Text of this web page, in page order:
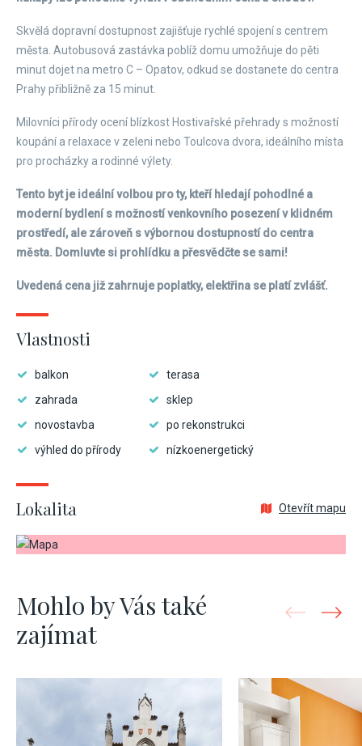
Skvělá dopravní dostupnost zajišťuje rychlé spojení s centrem
města. Autobusová zastávka poblíž domu umožňuje do pěti
minut dojet na metro C – Opatov, odkud se dostanete do centra
Prahy přibližně za 15 minut.
Milovníci přírody ocení blízkost Hostivařské přehrady s možností
koupání a relaxace v zeleni nebo Toulcova dvora, ideálního místa
pro procházky a rodinné výlety.
Tento byt je ideální volbou pro ty, kteří hledají pohodlné a
moderní bydlení s možností venkovního posezení v klidném
prostředí, ale zároveň s výbornou dostupností do centra
města. Domluvte si prohlídku a přesvědčte se sami!
Uvedená cena již zahrnuje poplatky, elektřina se platí zvlášť.
Vlastnosti
balkon
terasa
zahrada
sklep
novostavba
po rekonstrukci
výhled do přírody
nízkoenergetický
Lokalita Otevřít mapu
Mohlo by Vás také
zajímat